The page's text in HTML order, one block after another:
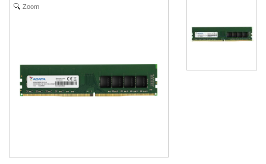
Zoom